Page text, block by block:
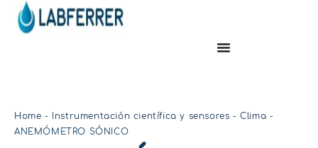
Home - Instrumentación científica y sensores -Clima -
ANEMÓMETRO SÓNICO